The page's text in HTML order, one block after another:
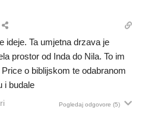
ideje. Ta umjetna drzava je
prostor od Inda do Nila. To im
o biblijskom te odabranom
i budale
Pogledaj odgovore (5)